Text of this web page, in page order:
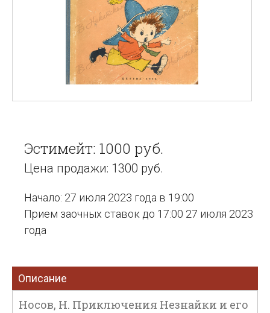
Эстимейт: 1000 руб.
Цена продажи: 1300 руб.
Начало: 27 июля 2023 года в 19:00
Прием заочных ставок до 17:00 27 июля 2023
года
Описание
Носов, Н. Приключения Незнайки и его